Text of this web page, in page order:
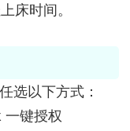
床时间。
选以下方式：
键授权